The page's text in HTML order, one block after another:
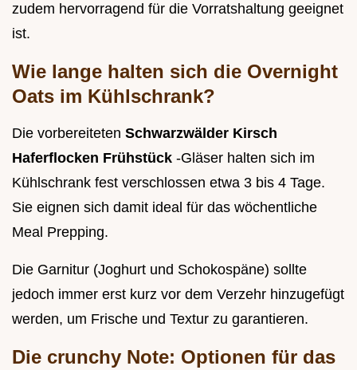
zudem hervorragend für die Vorratshaltung geeignet
ist.
Wie lange halten sich die Overnight
Oats im Kühlschrank?
Die vorbereiteten Schwarzwälder Kirsch
Haferflocken Frühstück -Gläser halten sich im
Kühlschrank fest verschlossen etwa 3 bis 4 Tage.
Sie eignen sich damit ideal für das wöchentliche
Meal Prepping.
Die Garnitur (Joghurt und Schokospäne) sollte
jedoch immer erst kurz vor dem Verzehr hinzugefügt
werden, um Frische und Textur zu garantieren.
Die crunchy Note: Optionen für das